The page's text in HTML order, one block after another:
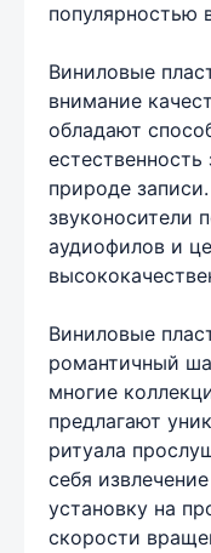
популярностью
Виниловые
внимание
обладают
естественность
природе
звуконосители
аудиофилов и
Виниловые
романтичный
многие
предлагают
ритуала
себя
установку на
скорости